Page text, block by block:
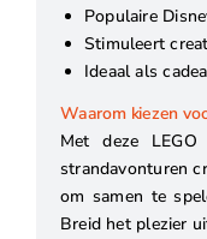
Populaire
Stimuleert
Ideaal als
Waarom kiezen
Met deze
strandavonturen
om samen te
Breid het plezier